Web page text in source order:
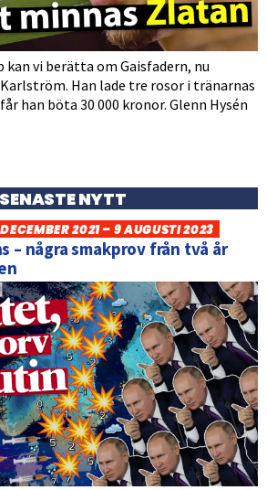
kan vi berätta om Gaisfadern, nu
Han lade tre rosor i tränarnas
han böta 30 000 kronor. Glenn Hysén
SENASTE NYTT
2021 – 9 AUGUSTI 2023
– några smakprov från två år